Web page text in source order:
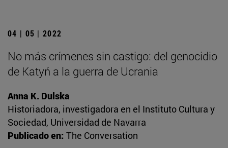
04 | 05 | 2022
No más crímenes sin castigo: del genocidio
de Katyń a la guerra de Ucrania
Anna K. Dulska
Historiadora, investigadora en el Instituto Cultura y
Sociedad, Universidad de Navarra
Publicado en: The Conversation